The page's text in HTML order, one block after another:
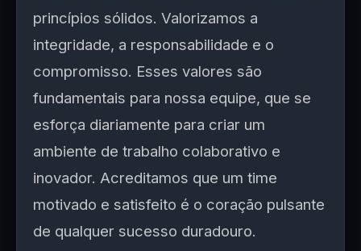
princípios sólidos. Valorizamos a
integridade, a responsabilidade e o
compromisso. Esses valores são
fundamentais para nossa equipe, que se
esforça diariamente para criar um
ambiente de trabalho colaborativo e
inovador. Acreditamos que um time
motivado e satisfeito é o coração pulsante
de qualquer sucesso duradouro.